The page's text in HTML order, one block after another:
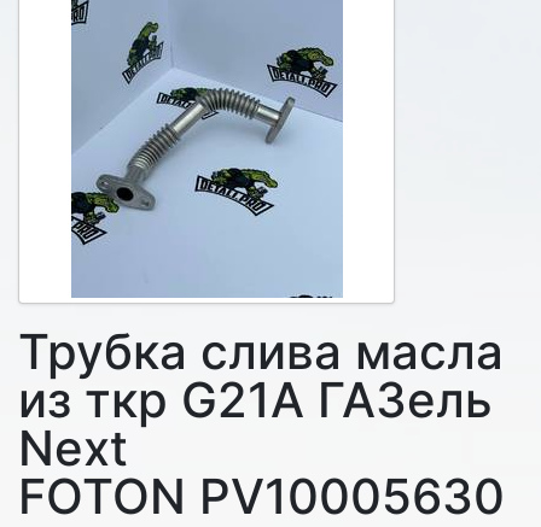
Трубка слива масла
из ткр G21A ГАЗель
Next
FOTON PV10005630